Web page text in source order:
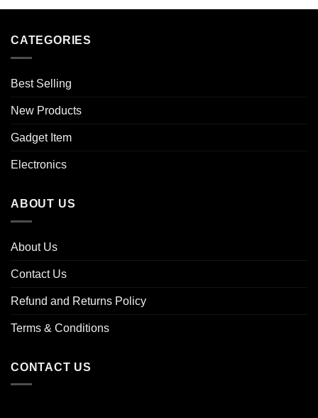
CATEGORIES
Best Selling
New Products
Gadget Item
Electronics
ABOUT US
About Us
Contact Us
Refund and Returns Policy
Terms & Conditions
CONTACT US